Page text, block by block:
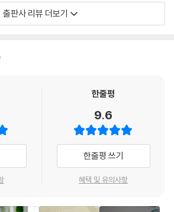
낭독하고 필사할 수 있도록 구성되어 있다.
성장하고, 자기 자신을 믿고 사랑하며, 삶의 무
? 부모의 말에 답이 있다. 부모의 예쁜 말이 아
중요성은 알지만 실천으로 옮기기는 쉽지 않
이에게 ‘말로 주는 상처를 대물림’하는 자신의 모
털어놓는다. 그리고 아이게 예쁜 말을 들려주
한다.
표현하고 싶은데 마음처럼 되지 않는 이유는, 아
속에서 꺼내지 못하는 것이 아니라, 그런 언어
맞는 정답’이 아닌, ‘마음에 맞는 말’을 들려준
출판사 리뷰 더보기
한줄평
9.6
한줄평 쓰기
혜택 및 유의사항